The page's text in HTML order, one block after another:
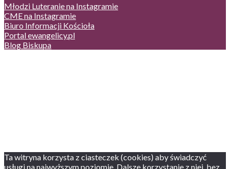
Młodzi Luteranie na Instagramie
CME na Instagramie
Biuro Informacji Kościoła
Portal ewangelicy.pl
Blog Biskupa
Ta witryna korzysta z ciasteczek (cookies) aby świadczyć
usługi na najwyższym poziomie. Dalsze korzystanie z niej, bez